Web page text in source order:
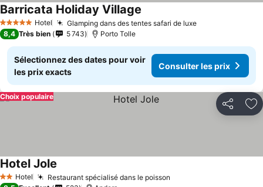
5 Étoiles Hotel Glamping dans des tentes safari de luxe
Barricata Holiday Village
8,4 Très bien 5 743 Porto Tolle
Sélectionnez des dates pour voir
les prix exacts
Consulter les prix
Partager
Choix populaire
2 Étoiles
Hotel Restaurant spécialisé dans le poisson
Hotel Jole